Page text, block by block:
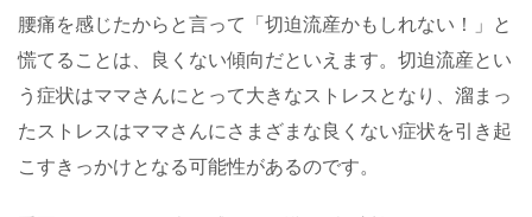
腰痛を感じたからと言って「切迫流産かもしれない！」と
慌てることは、良くない傾向だといえます。切迫流産とい
う症状はママさんにとって大きなストレスとなり、溜まっ
たストレスはママさんにさまざまな良くない症状を引き起
こすきっかけとなる可能性があるのです。